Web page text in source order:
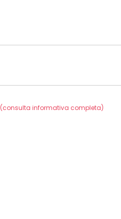
(consulta informativa completa)